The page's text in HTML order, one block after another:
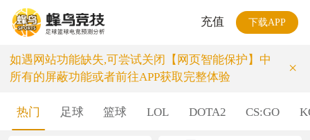
充值 下载APP
如遇网站功能缺失,可尝试关闭【网页智能保护】中
所有的屏蔽功能或者前往APP获取完整体验
×
热门 足球 篮球 LOL DOTA2 CS:GO